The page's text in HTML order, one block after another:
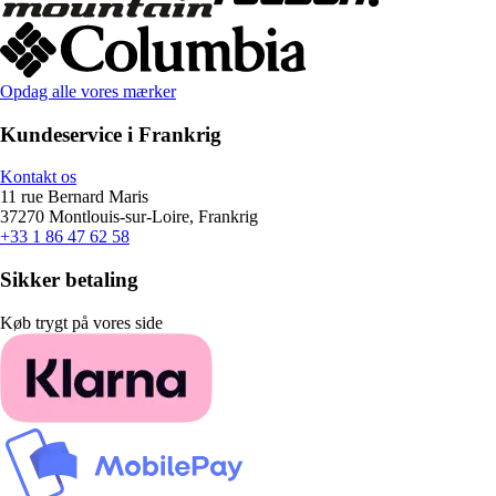
Opdag alle vores mærker
Kundeservice i Frankrig
Kontakt os
11 rue Bernard Maris
37270 Montlouis-sur-Loire, Frankrig
+33 1 86 47 62 58
Sikker betaling
Køb trygt på vores side